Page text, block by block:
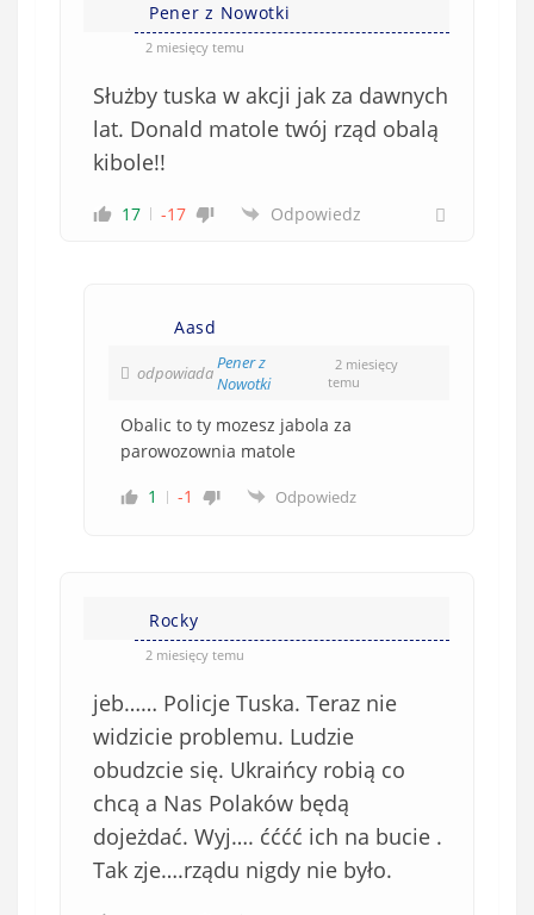
Pener z Nowotki
2 miesięcy temu
Służby tuska w akcji jak za dawnych
lat. Donald matole twój rząd obalą
kibole!!
17 -17 Odpowiedz
Aasd
odpowiadaPener z
Nowotki
2 miesięcy
temu
Obalic to ty mozesz jabola za
parowozownia matole
1
-1 Odpowiedz
Rocky
2 miesięcy temu
jeb…… Policje Tuska. Teraz nie
widzicie problemu. Ludzie
obudzcie się. Ukraińcy robią co
chcą a Nas Polaków będą
dojeżdać. Wyj…. ćććć ich na bucie .
Tak zje….rządu nigdy nie było.